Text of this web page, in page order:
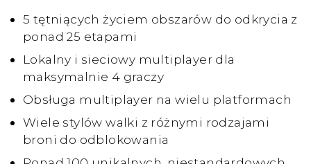
5 tętniących życiem obszarów do odkrycia z
ponad 25 etapami
Lokalny i sieciowy multiplayer dla
maksymalnie 4 graczy
Obsługa multiplayer na wielu platformach
Wiele stylów walki z różnymi rodzajami
broni do odblokowania